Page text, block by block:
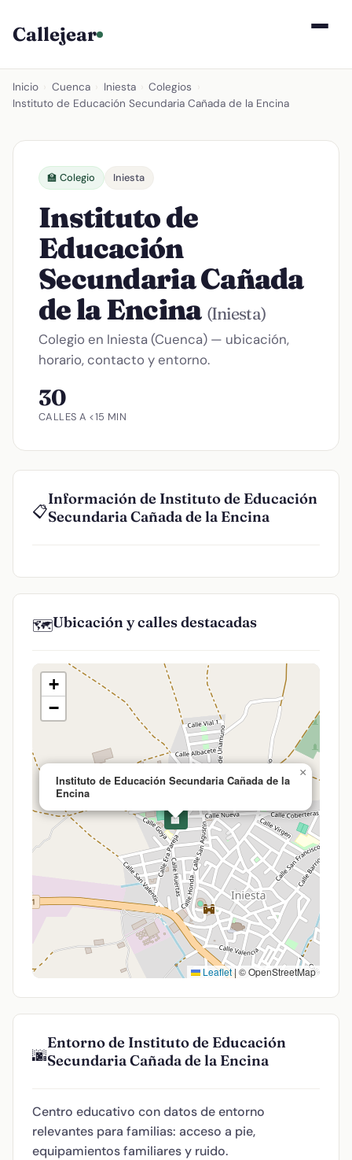
Callejear
Inicio Cuenca Iniesta Colegios
Instituto de Educación Secundaria Cañada de la Encina
🏫 Colegio Iniesta
Instituto de
Educación
Secundaria Cañada
de la Encina (Iniesta)
Colegio en Iniesta (Cuenca) — ubicación,
horario, contacto y entorno.
30
CALLES A <15 MIN
📋
Información de Instituto de Educación
Secundaria Cañada de la Encina
🗺️Ubicación y calles destacadas
🏫
Instituto de Educación Secundaria Cañada de la
Encina
×
+
−
Leaflet| © OpenStreetMap
🌆
Entorno de Instituto de Educación
Secundaria Cañada de la Encina
Centro educativo con datos de entorno
relevantes para familias: acceso a pie,
equipamientos familiares y ruido.